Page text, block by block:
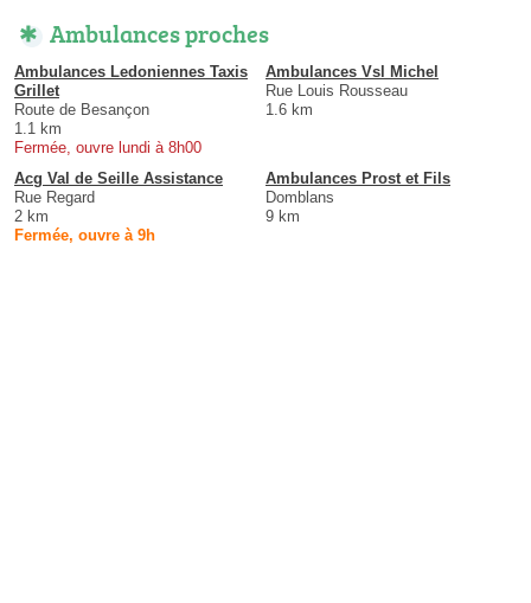
Ambulances proches
Ambulances Ledoniennes Taxis
Grillet
Route de Besançon
1.1 km
Fermée, ouvre lundi à 8h00
Ambulances Vsl Michel
Rue Louis Rousseau
1.6 km
Acg Val de Seille Assistance
Rue Regard
2 km
Fermée, ouvre à 9h
Ambulances Prost et Fils
Domblans
9 km